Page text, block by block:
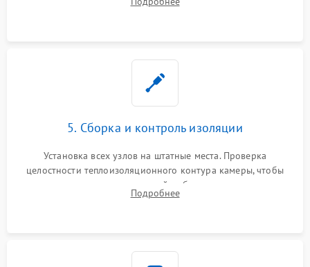
выгоревших реле, восстановление контактов и замена
5. Сборка и контроль изоляции
Установка всех узлов на штатные места. Проверка
целостности теплоизоляционного контура камеры, чтобы
исключить перегрев кухонной мебели и потерю тепла.
Надежная фиксация клемм и сборка корпуса шкафа.
Подробнее